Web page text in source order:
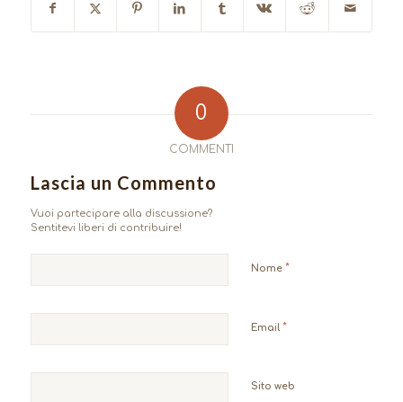
0
COMMENTI
Lascia un Commento
Vuoi partecipare alla discussione?
Sentitevi liberi di contribuire!
Nome *
Email *
Sito web